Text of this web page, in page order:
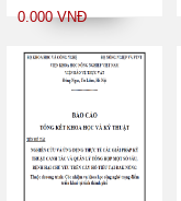
điện tử phục vụ
quan đến công
mại trên Website
của Bộ Công
0.000 VNĐ